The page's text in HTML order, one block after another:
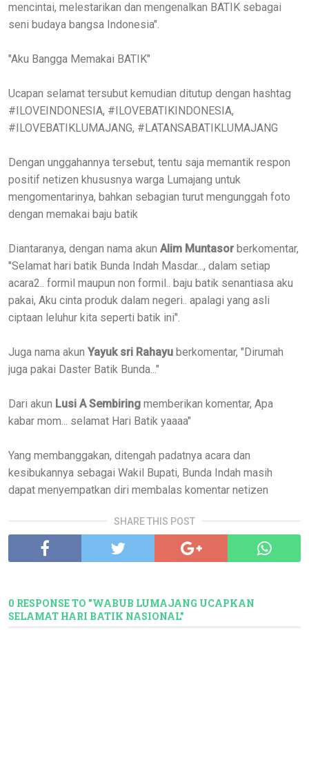
mencintai, melestarikan dan mengenalkan BATIK sebagai
seni budaya bangsa Indonesia".
"Aku Bangga Memakai BATIK"
Ucapan selamat tersubut kemudian ditutup dengan hashtag
#ILOVEINDONESIA, #ILOVEBATIKINDONESIA,
#ILOVEBATIKLUMAJANG, #LATANSABATIKLUMAJANG
Dengan unggahannya tersebut, tentu saja memantik respon
positif netizen khususnya warga Lumajang untuk
mengomentarinya, bahkan sebagian turut mengunggah foto
dengan memakai baju batik
Diantaranya, dengan nama akun Alim Muntasor berkomentar,
"Selamat hari batik Bunda Indah Masdar..., dalam setiap
acara2.. formil maupun non formil.. baju batik senantiasa aku
pakai, Aku cinta produk dalam negeri.. apalagi yang asli
ciptaan leluhur kita seperti batik ini".
Juga nama akun Yayuk sri Rahayu berkomentar, "Dirumah
juga pakai Daster Batik Bunda..."
Dari akun Lusi A Sembiring memberikan komentar, Apa
kabar mom... selamat Hari Batik yaaaa"
Yang membanggakan, ditengah padatnya acara dan
kesibukannya sebagai Wakil Bupati, Bunda Indah masih
dapat menyempatkan diri membalas komentar netizen
SHARE THIS POST
0 RESPONSE TO "WABUB LUMAJANG UCAPKAN
SELAMAT HARI BATIK NASIONAL"